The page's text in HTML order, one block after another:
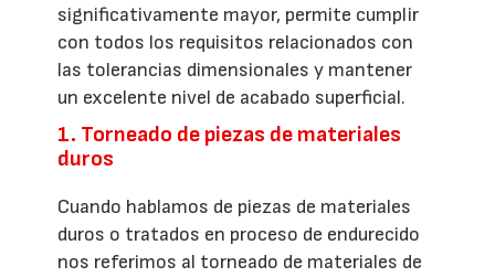
significativamente mayor, permite cumplir
con todos los requisitos relacionados con
las tolerancias dimensionales y mantener
un excelente nivel de acabado superficial.
1. Torneado de piezas de materiales
duros
Cuando hablamos de piezas de materiales
duros o tratados en proceso de endurecido
nos referimos al torneado de materiales de